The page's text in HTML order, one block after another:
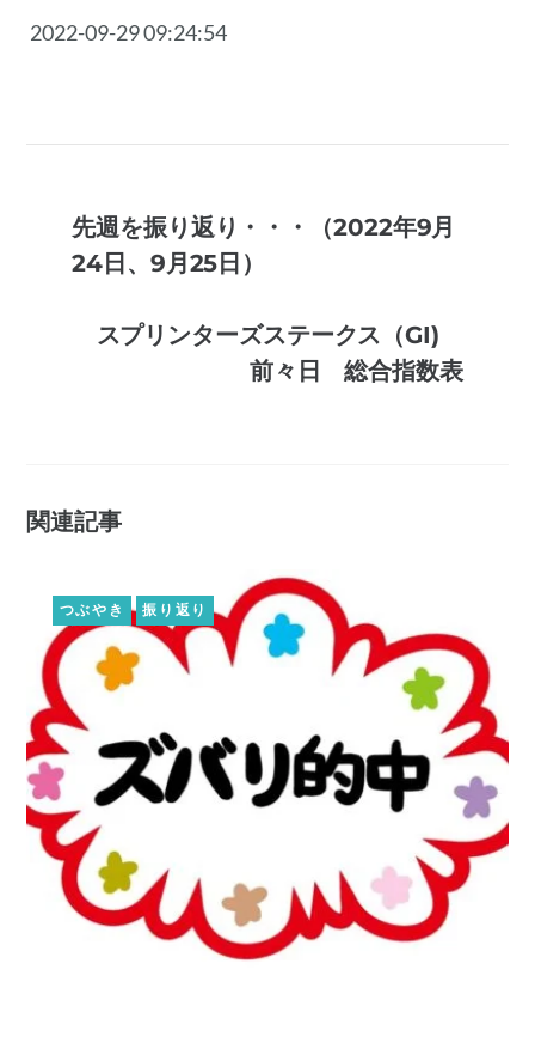
2022-09-29 09:24:54
先週を振り返り・・・（2022年9月
24日、9月25日）
スプリンターズステークス（GI)
前々日 総合指数表
関連記事
つぶやき 振り返り